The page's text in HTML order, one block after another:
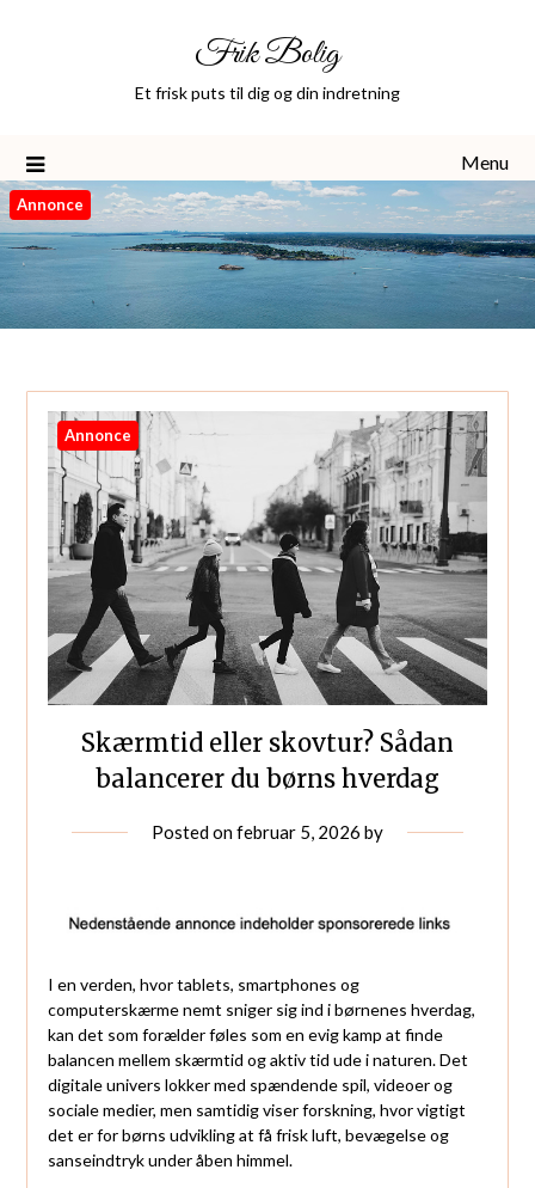
Frik Bolig
Et frisk puts til dig og din indretning
Menu
Annonce
Annonce
Skærmtid eller skovtur? Sådan
balancerer du børns hverdag
Posted onfebruar 5, 2026 by
I en verden, hvor tablets, smartphones og
computerskærme nemt sniger sig ind i børnenes hverdag,
kan det som forælder føles som en evig kamp at finde
balancen mellem skærmtid og aktiv tid ude i naturen. Det
digitale univers lokker med spændende spil, videoer og
sociale medier, men samtidig viser forskning, hvor vigtigt
det er for børns udvikling at få frisk luft, bevægelse og
sanseindtryk under åben himmel.